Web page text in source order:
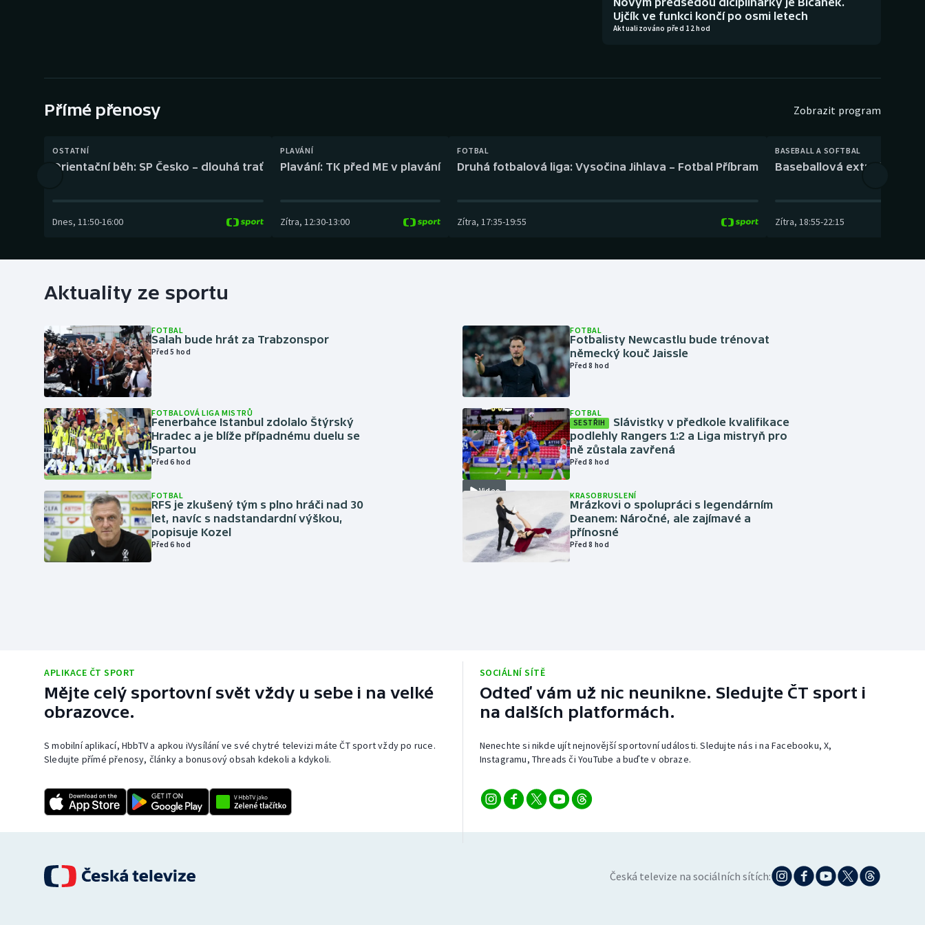
Gymnastika Plážový volejbal
Ujčík ve funkci končí po osmi letech
Aktualizováno před 12 hod
Přímé přenosy Zobrazit program
OSTATNÍ
Orientační běh: SP Česko – dlouhá trať
Dnes, 11:50-16:00
PLAVÁNÍ
Plavání: TK před ME v plavání
Zítra, 12:30-13:00
FOTBAL
Druhá fotbalová liga: Vysočina Jihlava – Fotbal Příbram
Zítra, 17:35-19:55
BASEBALL A SOFTBAL
Baseballová extraliga:
Zítra, 18:55-22:15
Aktuality ze sportu
FOTBAL
Salah bude hrát za Trabzonspor
Před 5 hod
FOTBALOVÁ LIGA MISTRŮ
Fenerbahce Istanbul zdolalo Štýrský
Hradec a je blíže případnému duelu se
Spartou
Před 6 hod
FOTBAL
RFS je zkušený tým s plno hráči nad 30
let, navíc s nadstandardní výškou,
popisuje Kozel
Před 6 hod
FOTBAL
Fotbalisty Newcastlu bude trénovat
německý kouč Jaissle
Před 8 hod
Video
FOTBAL
SESTŘIH
Slávistky v předkole kvalifikace
podlehly Rangers 1:2 a Liga mistryň pro
ně zůstala zavřená
Před 8 hod
KRASOBRUSLENÍ
Mrázkovi o spolupráci s legendárním
Deanem: Náročné, ale zajímavé a
přínosné
Před 8 hod
APLIKACE ČT SPORT
Mějte celý sportovní svět vždy u sebe i na velké
obrazovce.
S mobilní aplikací, HbbTV a apkou iVysílání ve své chytré televizi máte ČT sport vždy po ruce.
Sledujte přímé přenosy, články a bonusový obsah kdekoli a kdykoli.
SOCIÁLNÍ SÍTĚ
Odteď vám už nic neunikne. Sledujte ČT sport i
na dalších platformách.
Nenechte si nikde ujít nejnovější sportovní události. Sledujte nás i na Facebooku, X,
Instagramu, Threads či YouTube a buďte v obraze.
Česká televize na sociálních sítích: